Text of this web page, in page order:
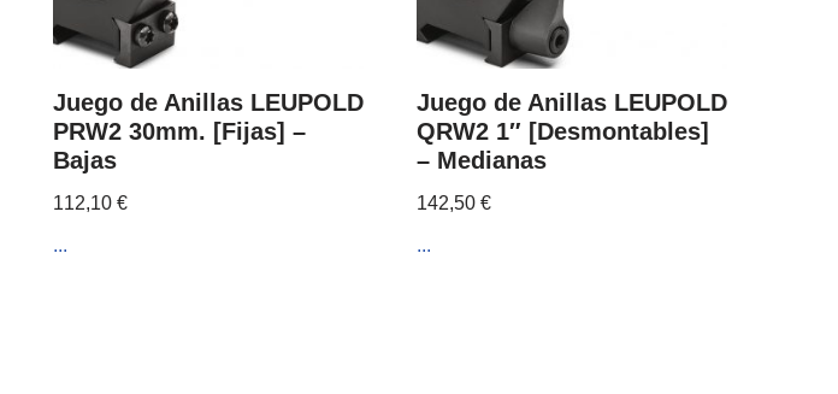
Juego de Anillas LEUPOLD
PRW2 30mm. [Fijas] –
Bajas
112,10 €
...
Juego de Anillas LEUPOLD
QRW2 1″ [Desmontables]
– Medianas
142,50€
...